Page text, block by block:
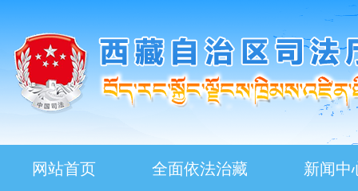
网站首页 全面依法治藏 新闻中